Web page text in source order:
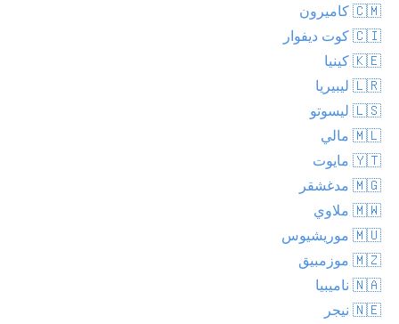
🇨🇲 كاميرون
🇨🇮 كوت ديفوار
🇰🇪 كينيا
🇱🇷 ليبيريا
🇱🇸 ليسوتو
🇲🇱 مالي
🇾🇹 مايوت
🇲🇬 مدغشقر
🇲🇼 ملاوي
🇲🇺 موريشيوس
🇲🇿 موزمبيق
🇳🇦 ناميبيا
🇳🇪 نيجر